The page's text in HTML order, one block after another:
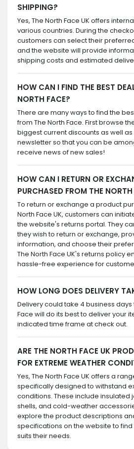
SHIPPING?
Yes, The North Face UK offers
various countries. During the
customers can select their
and the website will provide
shipping costs and estimated
HOW CAN I FIND THE BEST
NORTH FACE?
There are many ways to find the
from The North Face. First browse
biggest current discounts as well as
newsletter so that you can be
receive news of new sales!
HOW CAN I RETURN OR
PURCHASED FROM THE
To return or exchange a product
North Face UK, customers can
the website's returns portal. They
they wish to return or exchange,
information, and choose their
The North Face UK's returns policy
hassle-free experience for
HOW LONG DOES DELIVERY
Delivery could take 4 business days
Face will do its best to deliver your
indicated time frame at check out.
ARE THE NORTH FACE UK
FOR EXTREME WEATHER
Yes, The North Face UK offers a
specifically designed to withstand
conditions. These include insulated
shells, and cold-weather
explore the product descriptions
specifications on the website to
suits their needs.